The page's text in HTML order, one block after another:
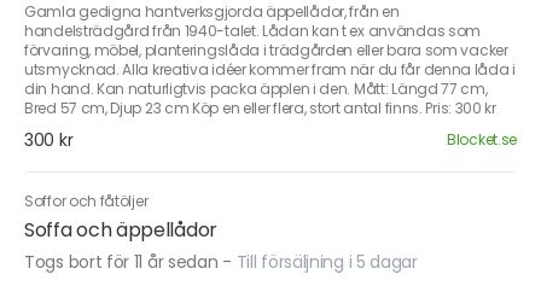
Gamla gedigna hantverksgjorda äppellådor, från en
handelsträdgård från 1940-talet. Lådan kan t ex användas som
förvaring, möbel, planteringslåda i trädgården eller bara som vacker
utsmycknad. Alla kreativa idéer kommer fram när du får denna låda i
din hand. Kan naturligtvis packa äpplen i den. Mått: Längd 77 cm,
Bred 57 cm, Djup 23 cm Köp en eller flera, stort antal finns. Pris: 300 kr
300 kr Blocket.se
Soffor och fåtöljer
Soffa och äppellådor
Togs bort för 11 år sedan - Till försäljning i 5 dagar